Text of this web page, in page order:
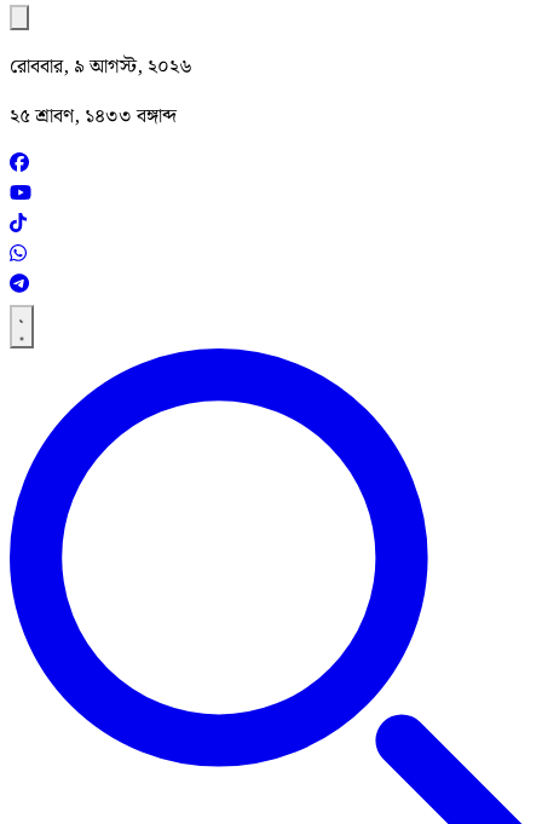
রোববার, ৯ আগস্ট, ২০২৬
২৫ শ্রাবণ, ১৪৩৩ বঙ্গাব্দ